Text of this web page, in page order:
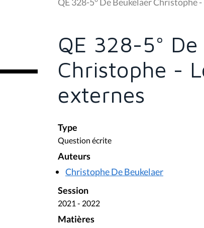
s
i
QE 328-5°
Christophe -
externes
Type
Question écrite
Auteurs
Christophe De Beukelaer
Session
2021 - 2022
Matières